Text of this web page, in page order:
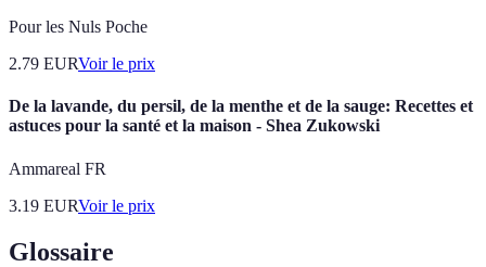
Pour les Nuls Poche
2.79 EURVoir le prix
De la lavande, du persil, de la menthe et de la sauge: Recettes et
astuces pour la santé et la maison - Shea Zukowski
Ammareal FR
3.19 EURVoir le prix
Glossaire